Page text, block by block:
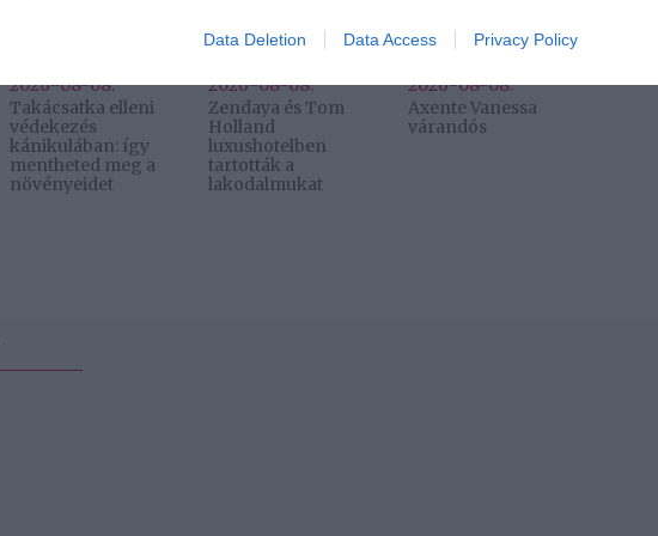
I want to allow Google to enable storage related to functionality of the website
Data Deletion Data Access Privacy Policy
2026-08-08.
Takácsatka elleni
védekezés
kánikulában: így
mentheted meg a
növényeidet
2026-08-08.
Zendaya és Tom
Holland
luxushotelben
tartották a
lakodalmukat
2026-08-08.
Axente Vanessa
várandós